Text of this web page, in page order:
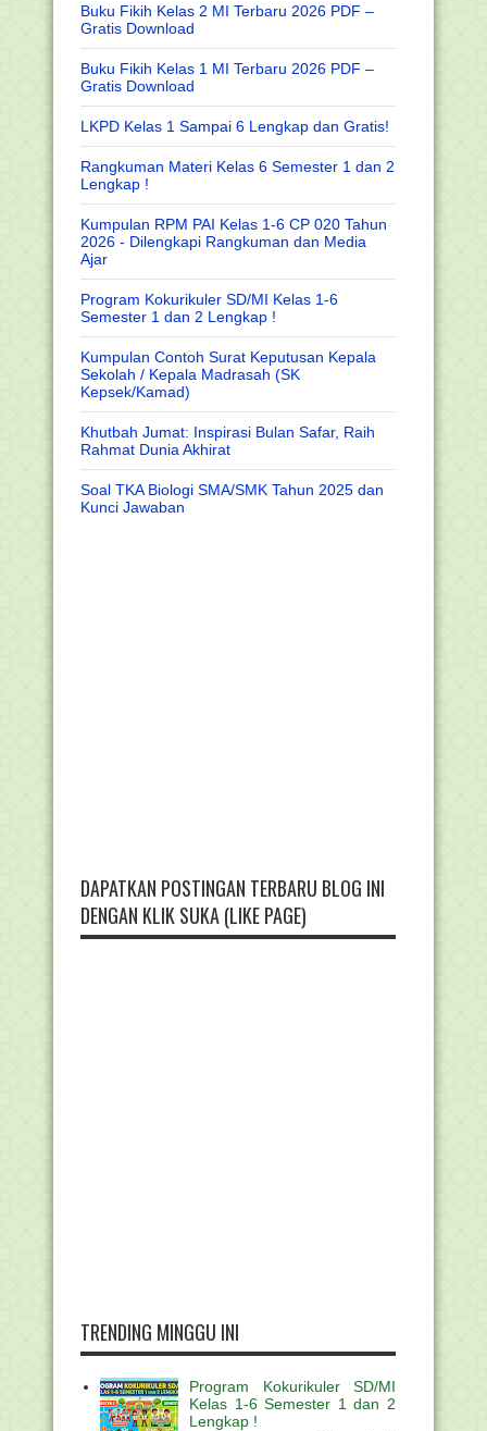
Buku Fikih Kelas 2 MI Terbaru 2026 PDF –
Gratis Download
Buku Fikih Kelas 1 MI Terbaru 2026 PDF –
Gratis Download
LKPD Kelas 1 Sampai 6 Lengkap dan Gratis!
Rangkuman Materi Kelas 6 Semester 1 dan 2
Lengkap !
Kumpulan RPM PAI Kelas 1-6 CP 020 Tahun
2026 - Dilengkapi Rangkuman dan Media
Ajar
Program Kokurikuler SD/MI Kelas 1-6
Semester 1 dan 2 Lengkap !
Kumpulan Contoh Surat Keputusan Kepala
Sekolah / Kepala Madrasah (SK
Kepsek/Kamad)
Khutbah Jumat: Inspirasi Bulan Safar, Raih
Rahmat Dunia Akhirat
Soal TKA Biologi SMA/SMK Tahun 2025 dan
Kunci Jawaban
DAPATKAN POSTINGAN TERBARU BLOG INI
DENGAN KLIK SUKA (LIKE PAGE)
TRENDING MINGGU INI
Program Kokurikuler SD/MI
Kelas 1-6 Semester 1 dan 2
Lengkap !